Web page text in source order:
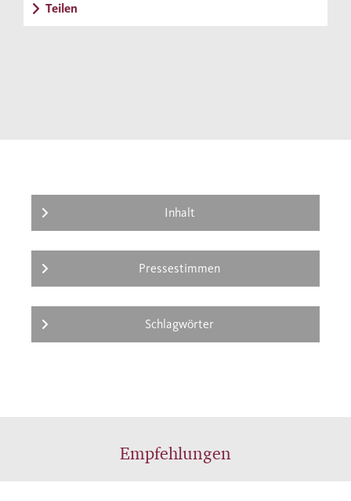
Teilen
Inhalt
Pressestimmen
Schlagwörter
Empfehlungen